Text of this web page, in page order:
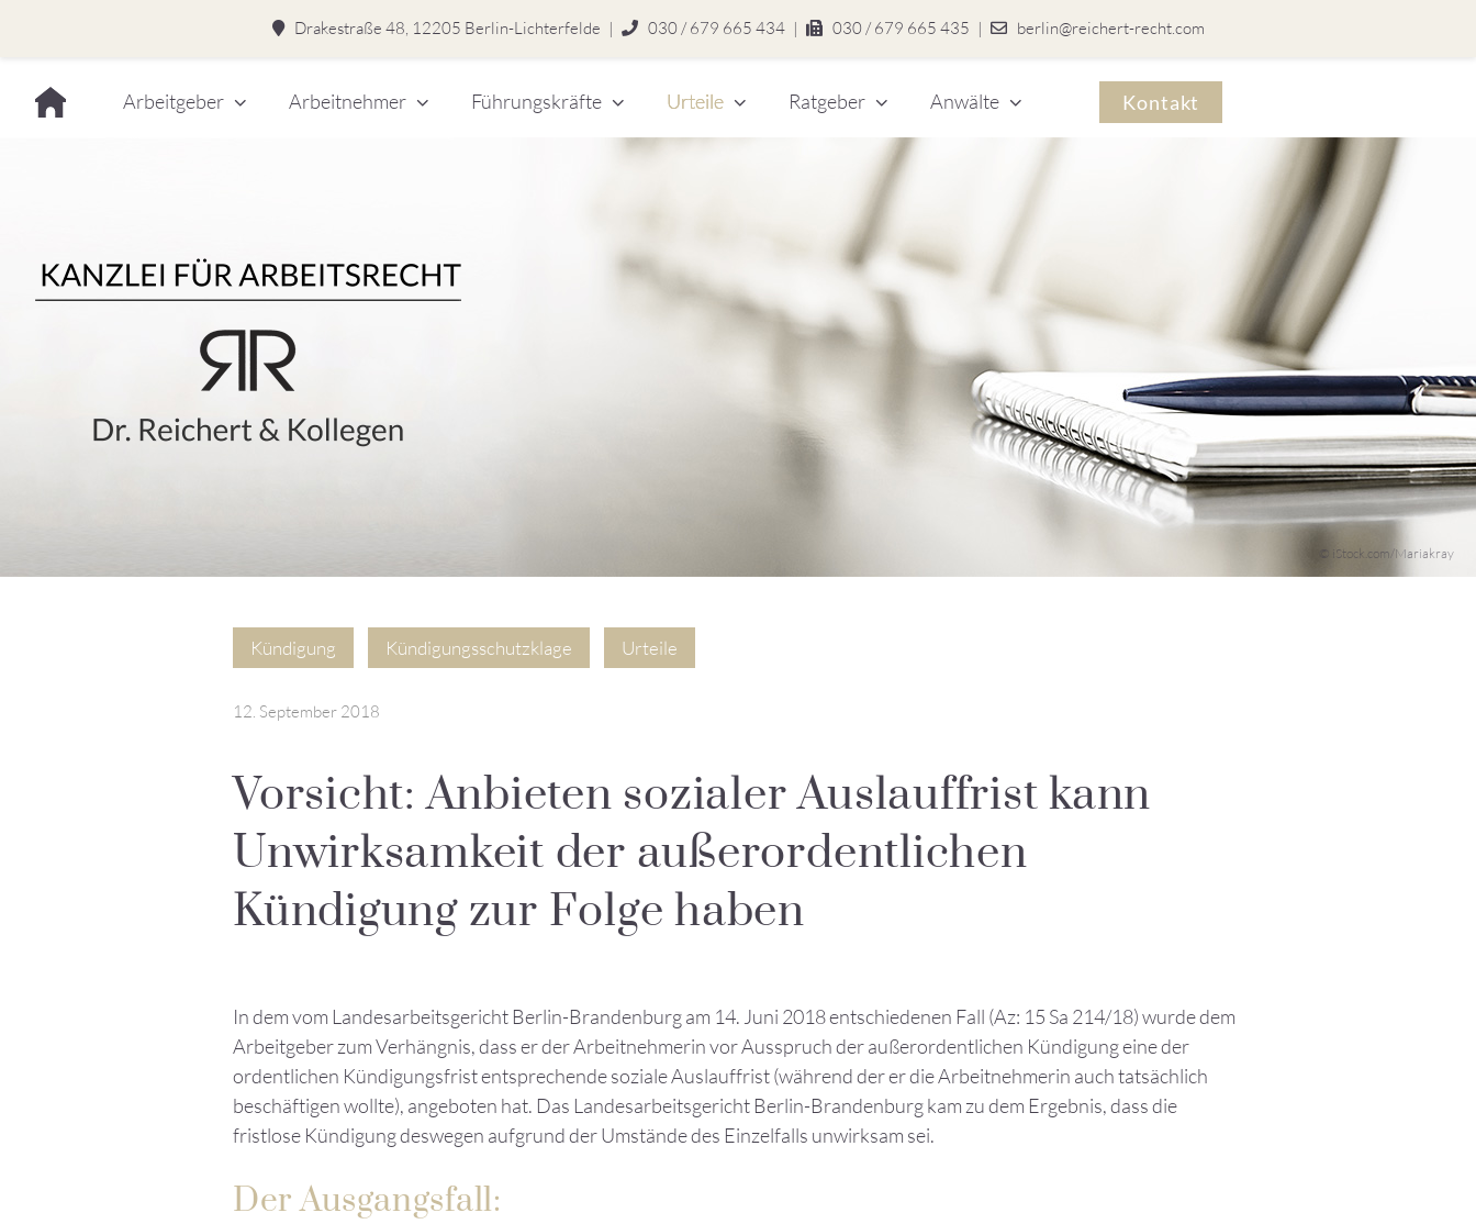
Drakestraße 48, 12205 Berlin-Lichterfelde | 030 / 679 665 434 | 030 / 679 665 435 | berlin@reichert-recht.com
Arbeitgeber Arbeitnehmer Führungskräfte Urteile Ratgeber Anwälte Kontakt
Dr.
Reichert
© iStock.com/Mariakray
Kündigung Kündigungsschutzklage Urteile
12. September 2018
Vorsicht: Anbieten sozialer Auslauffrist kann
Unwirksamkeit der außerordentlichen
Kündigung zur Folge haben
In dem vom Landesarbeitsgericht Berlin-Brandenburg am 14. Juni 2018 entschiedenen Fall (Az: 15 Sa 214/18) wurde dem
Arbeitgeber zum Verhängnis, dass er der Arbeitnehmerin vor Ausspruch der außerordentlichen Kündigung eine der
ordentlichen Kündigungsfrist entsprechende soziale Auslauffrist (während der er die Arbeitnehmerin auch tatsächlich
beschäftigen wollte), angeboten hat. Das Landesarbeitsgericht Berlin-Brandenburg kam zu dem Ergebnis, dass die
fristlose Kündigung deswegen aufgrund der Umstände des Einzelfalls unwirksam sei.
Der Ausgangsfall: